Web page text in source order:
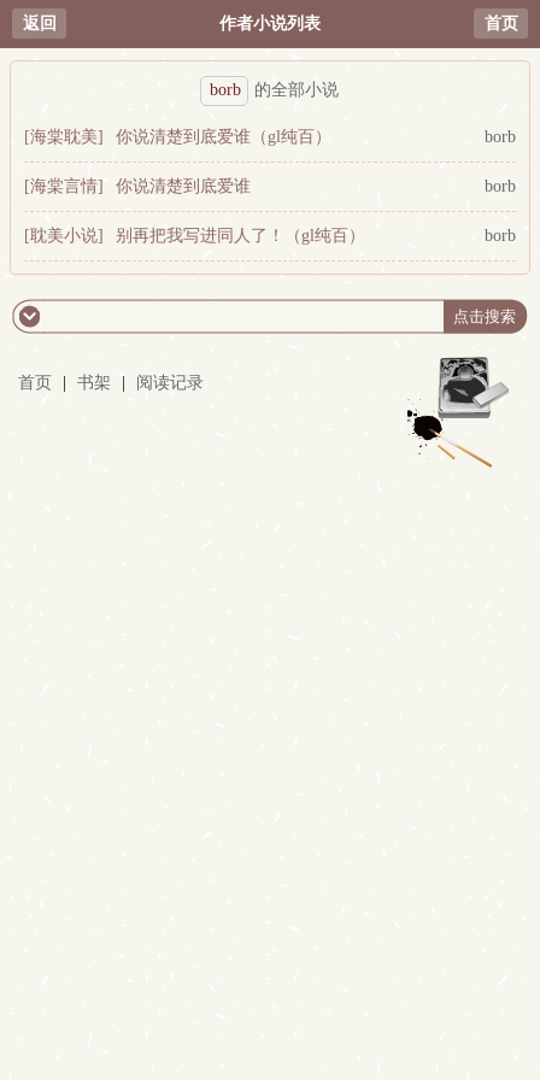
返回 作者小说列表 首页
borb 的全部小说
[海棠耽美] 你说清楚到底爱谁（gl纯百） borb
[海棠言情] 你说清楚到底爱谁 borb
[耽美小说] 别再把我写进同人了！（gl纯百） borb
首页 书架 阅读记录